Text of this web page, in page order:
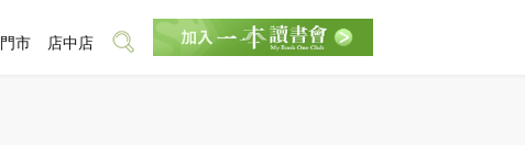
門市 店中店